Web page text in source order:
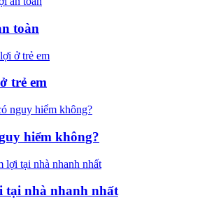
toàn
trẻ em
hiểm không?
tại nhà nhanh nhất